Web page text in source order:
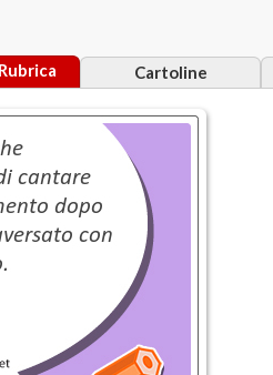
Cartoline
Rubrica